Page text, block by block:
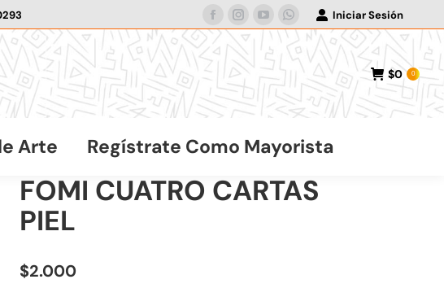
Facebook
page
opens
in
new
Instagram
page
opens
in
new
YouTube
page
opens
in
new
Whatsapp
page
opens
new
Iniciar Sesión
$0 0
Arte Regístrate Como Mayorista
FOMI CUATRO CARTAS
PIEL
$2.000